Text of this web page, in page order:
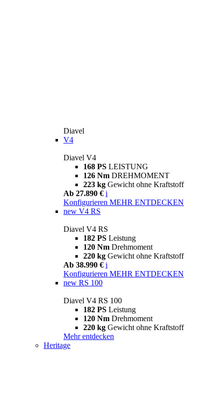
Diavel
V4
Diavel V4
168 PS LEISTUNG
126 Nm DREHMOMENT
223 kg Gewicht ohne Kraftstoff
Ab 27.890 € i
Konfigurieren MEHR ENTDECKEN
new V4 RS
Diavel V4 RS
182 PS Leistung
120 Nm Drehmoment
220 kg Gewicht ohne Kraftstoff
Ab 38.990 € i
Konfigurieren MEHR ENTDECKEN
new RS 100
Diavel V4 RS 100
182 PS Leistung
120 Nm Drehmoment
220 kg Gewicht ohne Kraftstoff
Mehr entdecken
Heritage